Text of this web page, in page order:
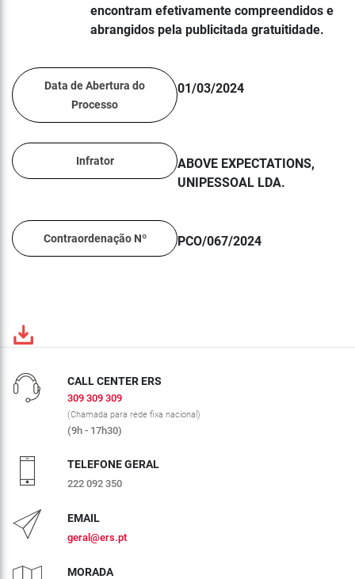
encontram efetivamente compreendidos e
abrangidos pela publicitada gratuitidade.
Data de Abertura do
Processo
01/03/2024
Infrator
ABOVE EXPECTATIONS,
UNIPESSOAL LDA.
Contraordenação Nº PCO/067/2024
CALL CENTER ERS
309 309 309
(Chamada para rede fixa nacional)
(9h - 17h30)
TELEFONE GERAL
222 092 350
EMAIL
geral@ers.pt
MORADA